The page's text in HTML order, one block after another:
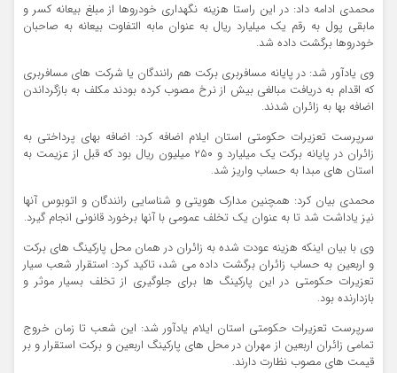
محمدی ادامه داد: در این راستا هزینه نگهداری خودروها از مبلغ بیعانه کسر و
مابقی پول به رقم یک میلیارد ریال به عنوان مابه التفاوت بیعانه به صاحبان
خودروها برگشت داده شد.
وی یادآور شد: در پایانه مسافربری برکت هم رانندگان یا شرکت های مسافربری
که اقدام به دریافت مبالغی بیش از نرخ مصوب کرده بودند مکلف به بازگرداندن
اضافه بها به زائران شدند.
سرپرست تعزیرات حکومتی استان ایلام اضافه کرد: اضافه بهای پرداختی به
زائران در پایانه برکت یک میلیارد و ۲۵۰ میلیون ریال بود که قبل از عزیمت به
استان های مبدا به حساب واریز شد.
محمدی بیان کرد: همچنین مدارک هویتی و شناسایی رانندگان و اتوبوس آنها
نیز یاداشت شد تا به عنوان یک تخلف عمومی با آنها برخورد قانونی انجام گیرد.
وی با بیان اینکه هزینه عودت شده به زائران در همان محل پارکینگ های برکت
و اربعین به حساب زائران برگشت داده می شد، تاکید کرد: استقرار شعب سیار
تعزیرات حکومتی در این پارکینگ ها برای جلوگیری از تخلف بسیار موثر و
بازدارنده بود.
سرپرست تعزیرات حکومتی استان ایلام یادآور شد: این شعب تا زمان خروج
تمامی زائران اربعین از مهران در محل های پارکینگ اربعین و برکت استقرار و بر
قیمت های مصوب نظارت دارند.